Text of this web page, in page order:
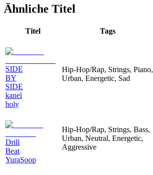
Ähnliche Titel
Titel Tags
SIDE
BY
SIDE
kanel
holy
Hip-Hop/Rap, Strings, Piano,
Urban, Energetic, Sad
Drill
Beat
YuraSoop
Hip-Hop/Rap, Strings, Bass,
Urban, Neutral, Energetic,
Aggressive